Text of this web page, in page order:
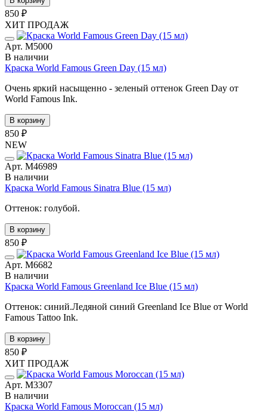
850 ₽
ХИТ ПРОДАЖ
Арт. М5000
В наличии
Краска World Famous Green Day (15 мл)
Очень яркий насыщенно - зеленый оттенок Green Day от
World Famous Ink.
В корзину
850 ₽
NEW
Арт. М46989
В наличии
Краска World Famous Sinatra Blue (15 мл)
Оттенок: голубой.
В корзину
850 ₽
Арт. М6682
В наличии
Краска World Famous Greenland Ice Blue (15 мл)
Оттенок: синий.Ледяной синий Greenland Ice Blue от World
Famous Tattoo Ink.
В корзину
850 ₽
ХИТ ПРОДАЖ
Арт. М3307
В наличии
Краска World Famous Moroccan (15 мл)